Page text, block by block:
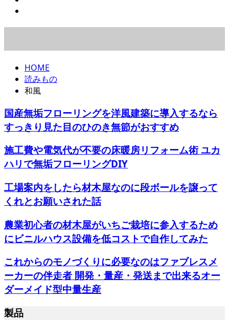
HOME
読みもの
和風
国産無垢フローリングを洋風建築に導入するなら
すっきり見た目のひのき無節がおすすめ
施工費や電気代が不要の床暖房リフォーム術 ユカ
ハリで無垢フローリングDIY
工場案内をしたら材木屋なのに段ボールを譲って
くれとお願いされた話
農業初心者の材木屋がいちご栽培に参入するため
にビニルハウス設備を低コストで自作してみた
これからのモノづくりに必要なのはファブレスメ
ーカーの伴走者 開発・量産・発送まで出来るオー
ダーメイド型中量生産
製品